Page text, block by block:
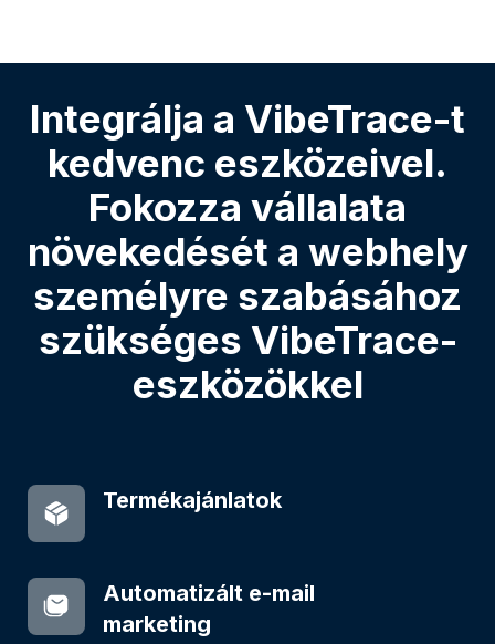
Integrálja a VibeTrace-t
kedvenc eszközeivel.
Fokozza vállalata
növekedését a webhely
személyre szabásához
szükséges VibeTrace-
eszközökkel
Termékajánlatok
Automatizált e-mail
marketing